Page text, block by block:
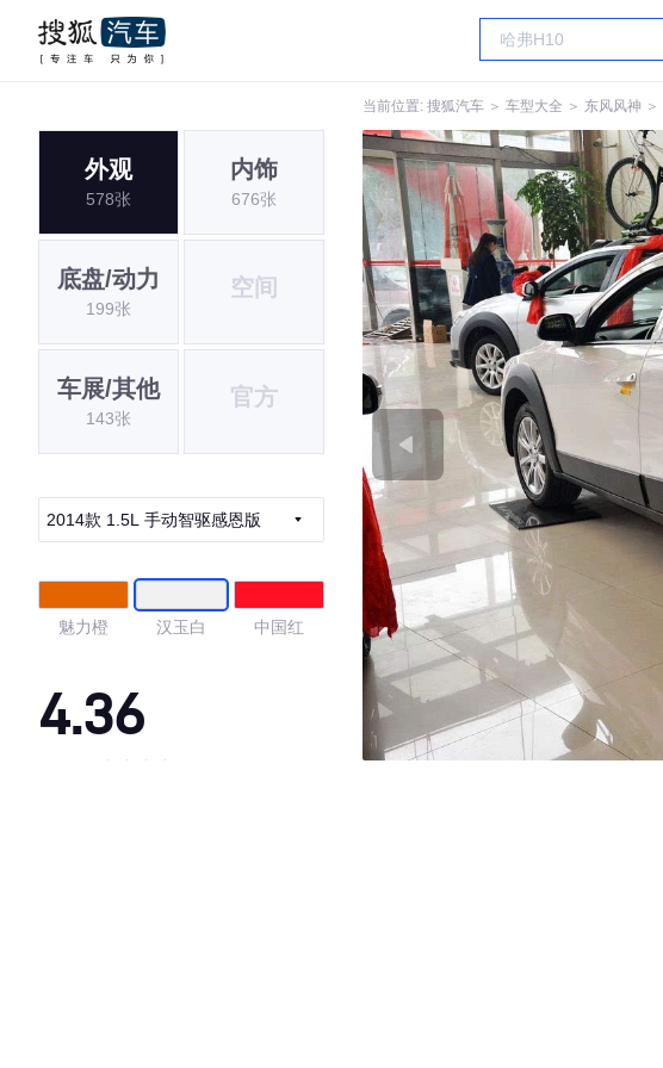
当前位置: 搜狐汽车 ＞ 车型大全 ＞ 东风风神 ＞
外观
578张
内饰
676张
底盘/动力
199张
空间
车展/其他
143张
官方
2014款 1.5L 手动智驱感恩版
魅力橙 汉玉白 中国红
4.36